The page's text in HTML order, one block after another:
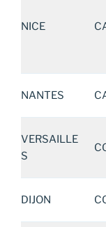
NICE
NANTES
VERSAILLE
S
DIJON